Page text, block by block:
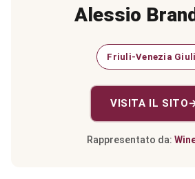
Alessio
Friuli-Venezia
VISITA IL SITO
Rappresentato da: